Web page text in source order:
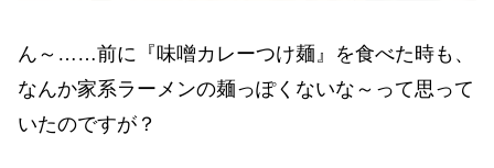
ん～……前に『味噌カレーつけ麺』を食べた時も、
なんか家系ラーメンの麺っぽくないな～って思って
いたのですが？